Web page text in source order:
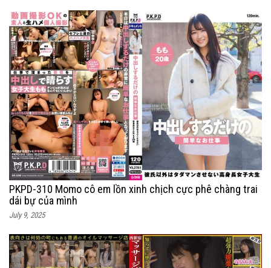
PKPD-310 Momo cô em lồn xinh chịch cực phê chàng trai
dái bự của mình
July 9, 2025